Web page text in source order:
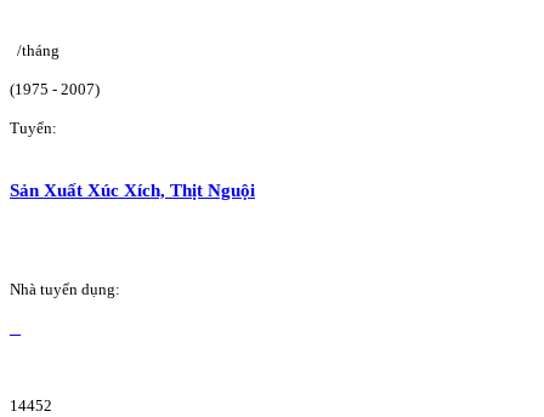
/tháng
(1975 - 2007)
Tuyển:
Sản Xuất Xúc Xích, Thịt Nguội
Nhà tuyển dụng:
14452